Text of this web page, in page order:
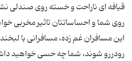
قیافه ای ناراحت و خسته روی صندلی
روی شما و احساساتتان تاثیر مخربی
این مسافران غم زده، مسافرانی با
رودررو شوند، شما چه حسی خواهید